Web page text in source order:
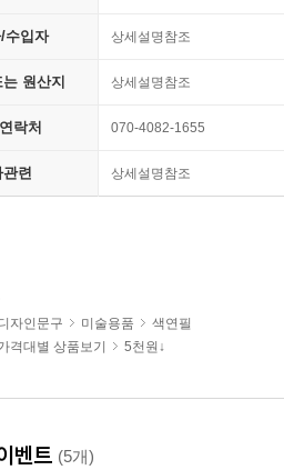
수입자 상세설명참조
원산지 상세설명참조
락처 070-4082-1655
련 상세설명참조
자인문구 미술용품
색연필
격대별 상품보기 5천원↓
벤트 (5개)